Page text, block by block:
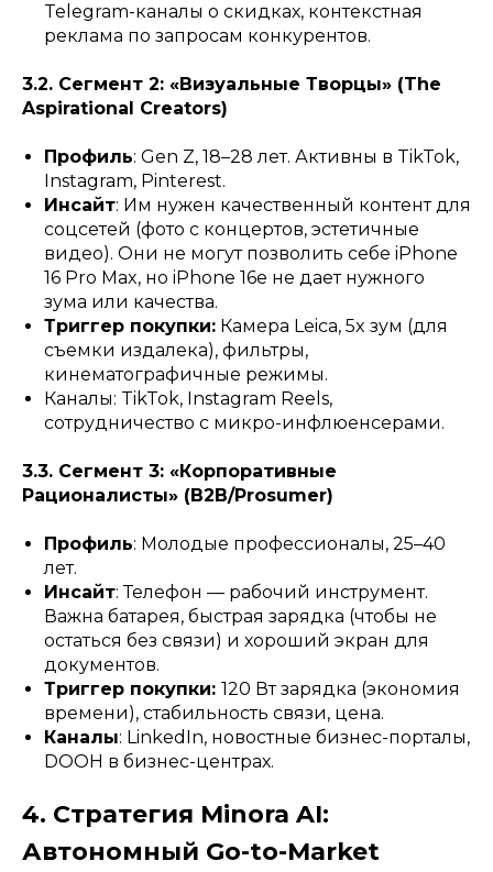
Telegram-каналы о скидках, контекстная
реклама по запросам конкурентов.
3.2. Сегмент 2: «Визуальные Творцы» (The
Aspirational Creators)
Профиль: Gen Z, 18–28 лет. Активны в TikTok,
Instagram, Pinterest.
Инсайт: Им нужен качественный контент для
соцсетей (фото с концертов, эстетичные
видео). Они не могут позволить себе iPhone
16 Pro Max, но iPhone 16e не дает нужного
зума или качества.
Триггер покупки: Камера Leica, 5x зум (для
съемки издалека), фильтры,
кинематографичные режимы.
Каналы: TikTok, Instagram Reels,
сотрудничество с микро-инфлюенсерами.
3.3. Сегмент 3: «Корпоративные
Рационалисты» (B2B/Prosumer)
Профиль: Молодые профессионалы, 25–40
лет.
Инсайт: Телефон — рабочий инструмент.
Важна батарея, быстрая зарядка (чтобы не
остаться без связи) и хороший экран для
документов.
Триггер покупки: 120 Вт зарядка (экономия
времени), стабильность связи, цена.
Каналы: LinkedIn, новостные бизнес-порталы,
DOOH в бизнес-центрах.
4. Стратегия Minora AI:
Автономный Go-to-Market